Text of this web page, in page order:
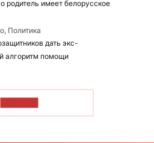
родитель имеет белорусское
Политика
дать экс-
алгоритм помощи